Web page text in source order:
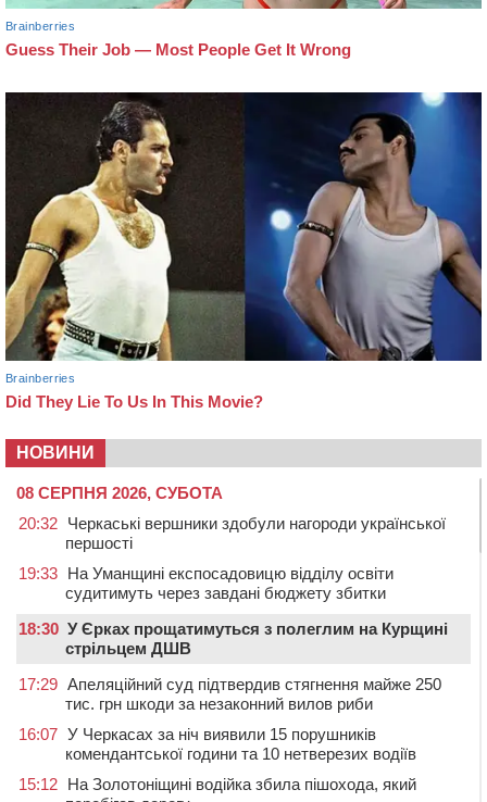
НОВИНИ
08 СЕРПНЯ 2026, СУБОТА
20:32 Черкаські вершники здобули нагороди української
першості
19:33 На Уманщині експосадовицю відділу освіти
судитимуть через завдані бюджету збитки
18:30 У Єрках прощатимуться з полеглим на Курщині
стрільцем ДШВ
17:29 Апеляційний суд підтвердив стягнення майже 250
тис. грн шкоди за незаконний вилов риби
16:07 У Черкасах за ніч виявили 15 порушників
комендантської години та 10 нетверезих водіїв
15:12 На Золотоніщині водійка збила пішохода, який